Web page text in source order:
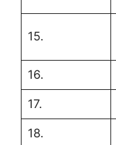
15.
16.
17.
18.